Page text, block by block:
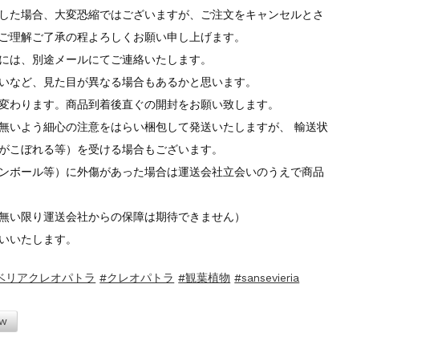
た場合、大変恐縮ではございますが、ご注文をキャンセルとさ
理解ご了承の程よろしくお願い申し上げます。
は、別途メールにてご連絡いたします。
など、見た目が異なる場合もあるかと思います。
わります。商品到着後直ぐの開封をお願い致します。
いよう細心の注意をはらい梱包して発送いたしますが、 輸送状
こぼれる等）を受ける場合もございます。
ボール等）に外傷があった場合は運送会社立会いのうえで商品
い限り運送会社からの保障は期待できません）
いたします。
リアクレオパトラ #クレオパトラ #観葉植物 #sansevieria